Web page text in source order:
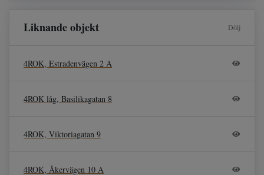
Liknande objekt Dölj
4ROK, Estradenvägen 2 A
4ROK låg, Basilikagatan 8
4ROK, Viktoriagatan 9
4ROK, Åkervägen 10 A